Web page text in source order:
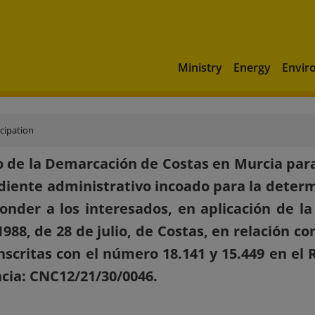
Ministry Energy
de la Demarcación de Costas en Murcia
administrativo incoado para la
a los interesados, en aplicación de
de 28 de julio, de Costas, en relación
con el número 18.141 y 15.449 en
CNC12/21/30/0046.